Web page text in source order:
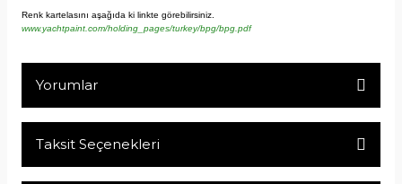
Renk kartelasını aşağıda ki linkte görebilirsiniz.
www.yachtpaint.com/holding_pages/turkey/bpg/bpg.pdf
Yorumlar
Taksit Seçenekleri